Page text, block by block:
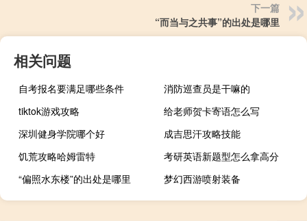
下一篇
“而当与之共事”的出处是哪里
相关问题
自考报名要满足哪些条件
消防巡查员是干嘛的
tiktok游戏攻略
给老师贺卡寄语怎么写
深圳健身学院哪个好
成吉思汗攻略技能
饥荒攻略哈姆雷特
考研英语新题型怎么拿高分
“偏照水东楼”的出处是哪里
梦幻西游喷射装备